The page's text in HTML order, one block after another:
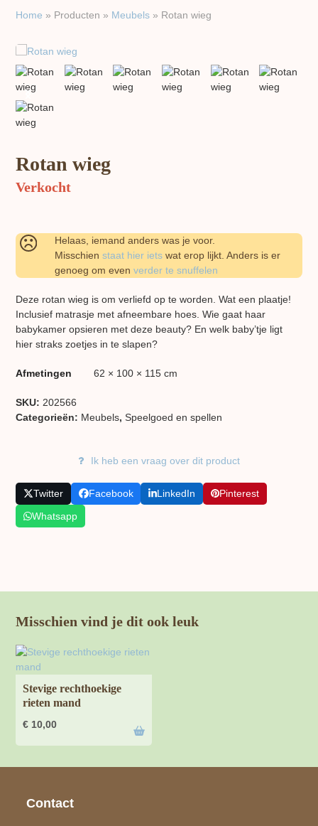
Home » Producten » Meubels » Rotan wieg
previous
Rotan wieg
Verkocht
Helaas, iemand anders was je voor.
Misschienstaat hier iets wat erop lijkt. Anders is er
genoeg om evenverder te snuffelen
Deze rotan wieg is om verliefd op te worden. Wat een plaatje!
Inclusief matrasje met afneembare hoes. Wie gaat haar
babykamer opsieren met deze beauty? En welk baby’tje ligt
hier straks zoetjes in te slapen?
Afmetingen 62 × 100 × 115 cm
SKU: 202566
Categorieën: Meubels,Speelgoed en spellen
Ik heb een vraag over dit product
Twitter Facebook LinkedIn
Pinterest
Whatsapp
Misschien vind je dit ook leuk
Stevige rechthoekige
rieten mand
€ 10,00
Contact